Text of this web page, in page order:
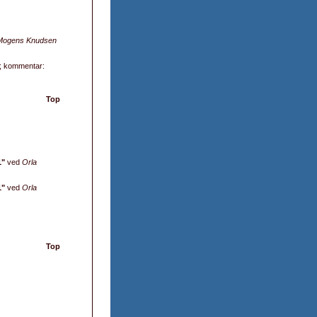
Knudsen
; kommentar:
Top
ved Orla
ved Orla
Top